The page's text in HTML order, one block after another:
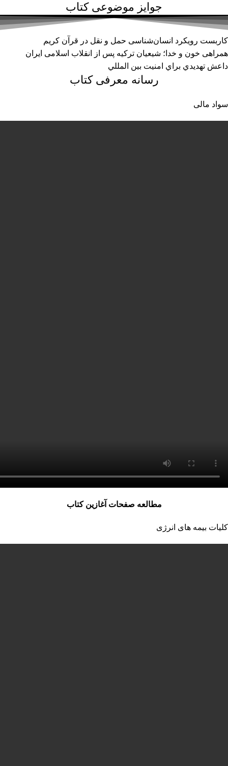
جوایز موضوعی کتاب
کاربست رویکرد انسان‌شناسی حمل و نقل در قرآن کریم
همراهی خون و خدا؛ شیعیان ترکیه پس از انقلاب اسلامی ایران
داعش تهديدي براي امنيت بين المللي
رسانه معرفی کتاب
سواد مالی
مطالعه صفحات آغازین کتاب
کلیات بیمه های انرژی